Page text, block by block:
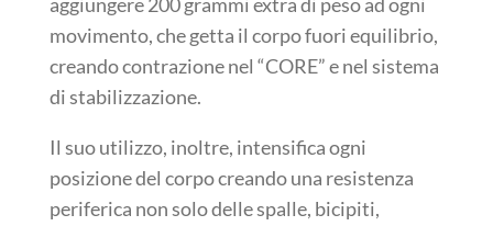
movimento, che getta il corpo fuori equilibrio,
creando contrazione nel “CORE” e nel sistema
di stabilizzazione.
Il suo utilizzo, inoltre, intensifica ogni
posizione del corpo creando una resistenza
periferica non solo delle spalle, bicipiti,